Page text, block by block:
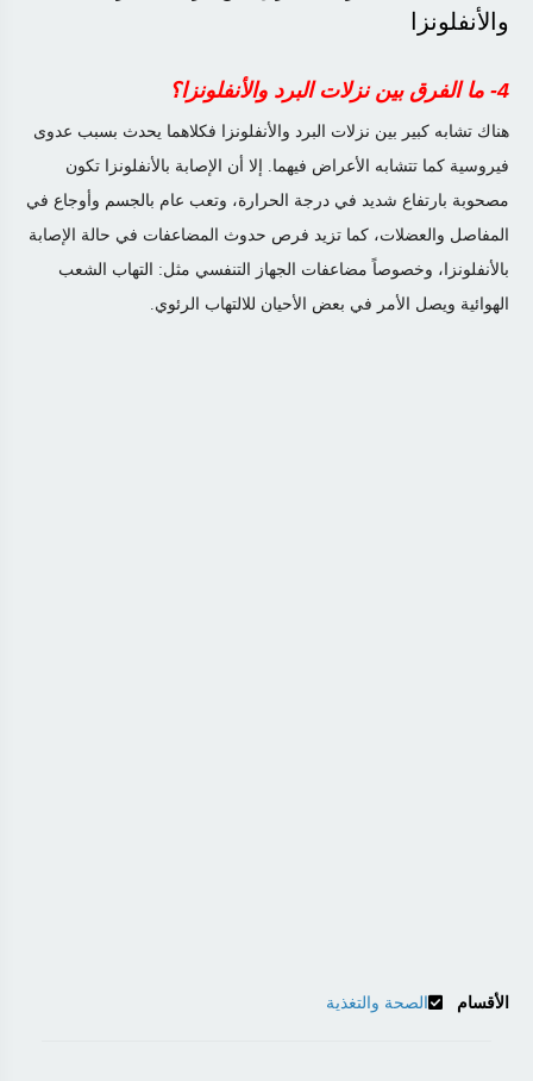
والأنفلونزا
4- ما الفرق بين نزلات البرد والأنفلونزا؟
هناك تشابه كبير بين نزلات البرد والأنفلونزا فكلاهما يحدث بسبب عدوى
فيروسية كما تتشابه الأعراض فيهما. إلا أن الإصابة بالأنفلونزا تكون
مصحوبة بارتفاع شديد في درجة الحرارة، وتعب عام بالجسم وأوجاع في
المفاصل والعضلات، كما تزيد فرص حدوث المضاعفات في حالة الإصابة
بالأنفلونزا، وخصوصاً مضاعفات الجهاز التنفسي مثل: التهاب الشعب
الهوائية ويصل الأمر في بعض الأحيان للالتهاب الرئوي.
الأقسام الصحة والتغذية